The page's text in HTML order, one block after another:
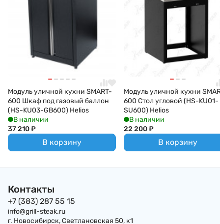
Модуль уличной кухни SMART-
600 Шкаф под газовый баллон
(HS-KU03-GB600) Helios
В наличии
37 210₽
В корзину
Модуль уличной кухни
600 Стол угловой (HS-KU01-
SU600) Helios
В наличии
22 200₽
В корзину
Контакты
+7 (383) 287 55 15
info@grill-steak.ru
г. Новосибирск, Светлановская 50, к1